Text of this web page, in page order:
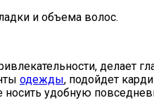
и объема волос.
одежды, подойдет
удобную